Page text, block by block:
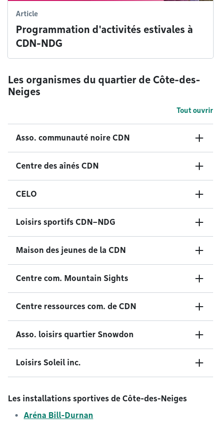
Article
Programmation d'activités estivales à
CDN-NDG
Les organismes du quartier de Côte-des-
Neiges
Tout ouvrir
Asso. communauté noire CDN
Centre des aînés CDN
CELO
Loisirs sportifs CDN–NDG
Maison des jeunes de la CDN
Centre com. Mountain Sights
Centre ressources com. de CDN
Asso. loisirs quartier Snowdon
Loisirs Soleil inc.
Les installations sportives de Côte-des-Neiges
Aréna Bill-Durnan